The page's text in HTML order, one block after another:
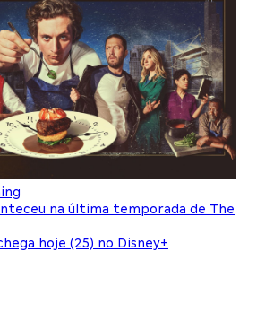
na última temporada de The
hoje (25) no Disney+